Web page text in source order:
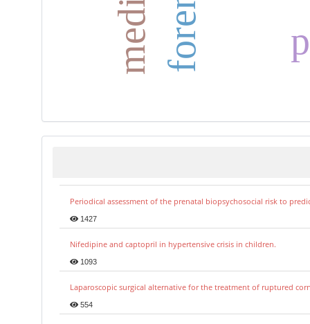
Periodical assessment of the prenatal biopsychosocial risk to
1427
Nifedipine and captopril in hypertensive crisis in children.
1093
Laparoscopic surgical alternative for the treatment of ruptured
554